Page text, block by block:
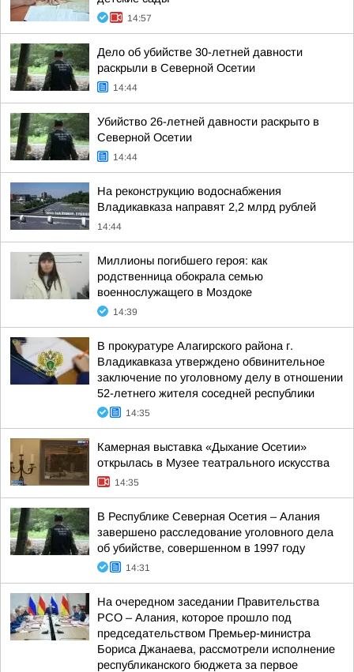
14:57
Дело об убийстве 30-летней давности
раскрыли в Северной Осетии
14:44
Убийство 26-летней давности раскрыто в
Северной Осетии
14:44
На реконструкцию водоснабжения
Владикавказа направят 2,2 млрд рублей
14:44
Миллионы погибшего героя: как
родственница обокрала семью
военнослужащего в Моздоке
14:39
В прокуратуре Алагирского района г.
Владикавказа утверждено обвинительное
заключение по уголовному делу в отношении
52-летнего жителя соседней республики
14:35
Камерная выставка «Дыхание Осетии»
открылась в Музее театрального искусства
14:35
В Республике Северная Осетия – Алания
завершено расследование уголовного дела
об убийстве, совершенном в 1997 году
14:31
На очередном заседании Правительства
РСО – Алания, которое прошло под
председательством Премьер-министра
Бориса Джанаева, рассмотрели исполнение
республиканского бюджета за первое